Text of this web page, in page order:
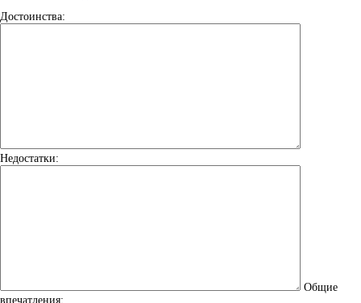
Достоинства:
Недостатки:
Общие
впечатления: